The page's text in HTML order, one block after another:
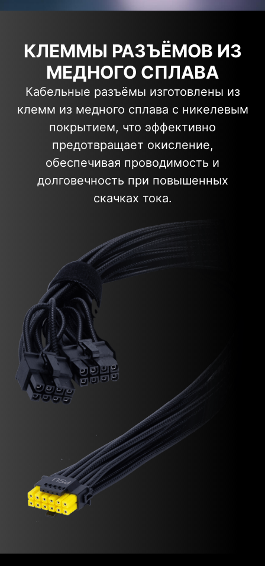
КЛЕММЫ РАЗЪЁМОВ ИЗ
МЕДНОГО СПЛАВА
Кабельные разъёмы изготовлены из
клемм из медного сплава с никелевым
покрытием, что эффективно
предотвращает окисление,
обеспечивая проводимость и
долговечность при повышенных
скачках тока.